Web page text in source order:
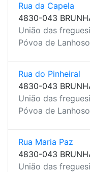
Rua da Capela
4830-043
União das
Póvoa de
Rua do Pinheiral
4830-043
União das
Póvoa de
Rua Maria Paz
4830-043
União das